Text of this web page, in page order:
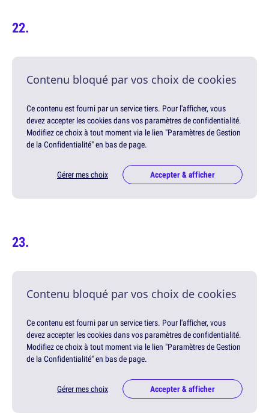
Contenu bloqué par vos choix de cookies
Ce contenu est fourni par un service tiers. Pour l'afficher, vous
devez accepter les cookies dans vos paramètres de confidentialité.
Modifiez ce choix à tout moment via le lien "Paramètres de Gestion
de la Confidentialité" en bas de page.
Gérer mes choix Accepter & afficher
Contenu bloqué par vos choix de cookies
Ce contenu est fourni par un service tiers. Pour l'afficher, vous
devez accepter les cookies dans vos paramètres de confidentialité.
Modifiez ce choix à tout moment via le lien "Paramètres de Gestion
de la Confidentialité" en bas de page.
Gérer mes choix Accepter & afficher